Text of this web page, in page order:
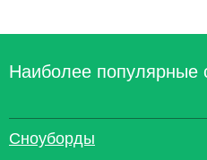
Наиболее популярные
Сноуборды